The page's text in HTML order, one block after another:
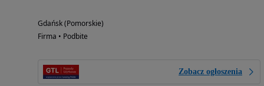
Gdańsk (Pomorskie)
Firma • Podbite
Zobacz ogłoszenia